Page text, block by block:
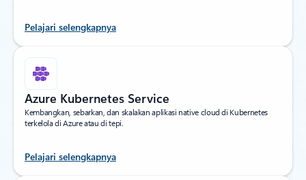
Pelajari selengkapnya
Azure Kubernetes Service
Kembangkan, sebarkan, dan skalakan aplikasi native cloud di Kubernetes
terkelola di Azure atau di tepi.
Pelajari selengkapnya